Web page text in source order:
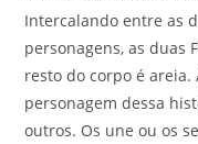
Intercalando entre as
personagens, as duas
resto do corpo é areia.
personagem dessa
outros. Os une ou os